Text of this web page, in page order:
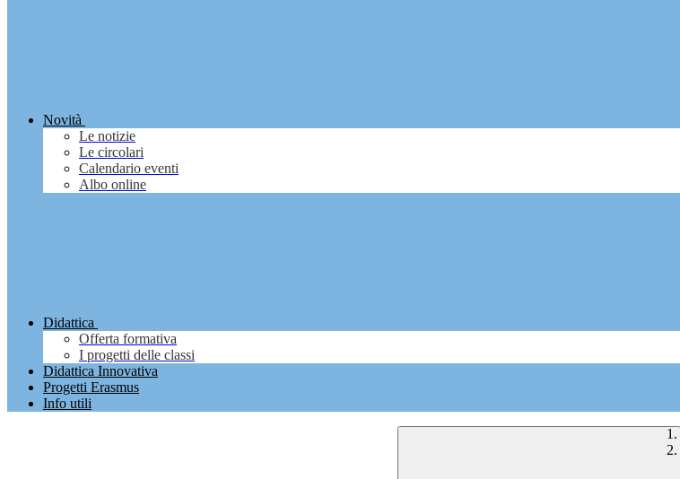
Novità
Le notizie
Le circolari
Calendario eventi
Albo online
Didattica
Offerta formativa
I progetti delle classi
Didattica Innovativa
Progetti Erasmus
Info utili